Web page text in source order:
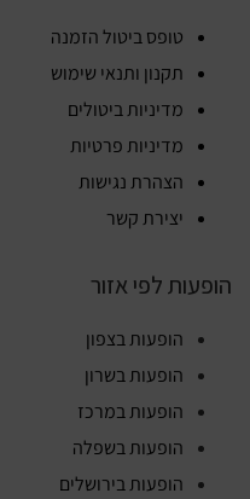
טופס ביטול הזמנה
תקנון ותנאי שימוש
מדיניות ביטולים
מדיניות פרטיות
הצהרת נגישות
יצירת קשר
הופעות לפי אזור
הופעות בצפון
הופעות בשרון
הופעות במרכז
הופעות בשפלה
הופעות בירושלים